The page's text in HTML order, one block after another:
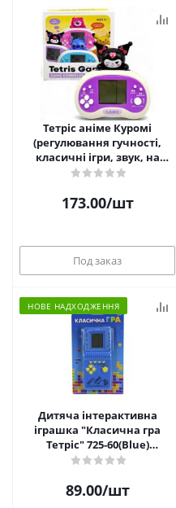
Тетріс аніме Куромі
(регулювання гучності,
класичні ігри, звук, на
батарейках, рівні
173.00/шт
Под заказ
НОВЕ НАДХОДЖЕННЯ
Дитяча інтерактивна
іграшка "Класична гра
Тетріс" 725-60(Blue)
блакитний
89.00/шт